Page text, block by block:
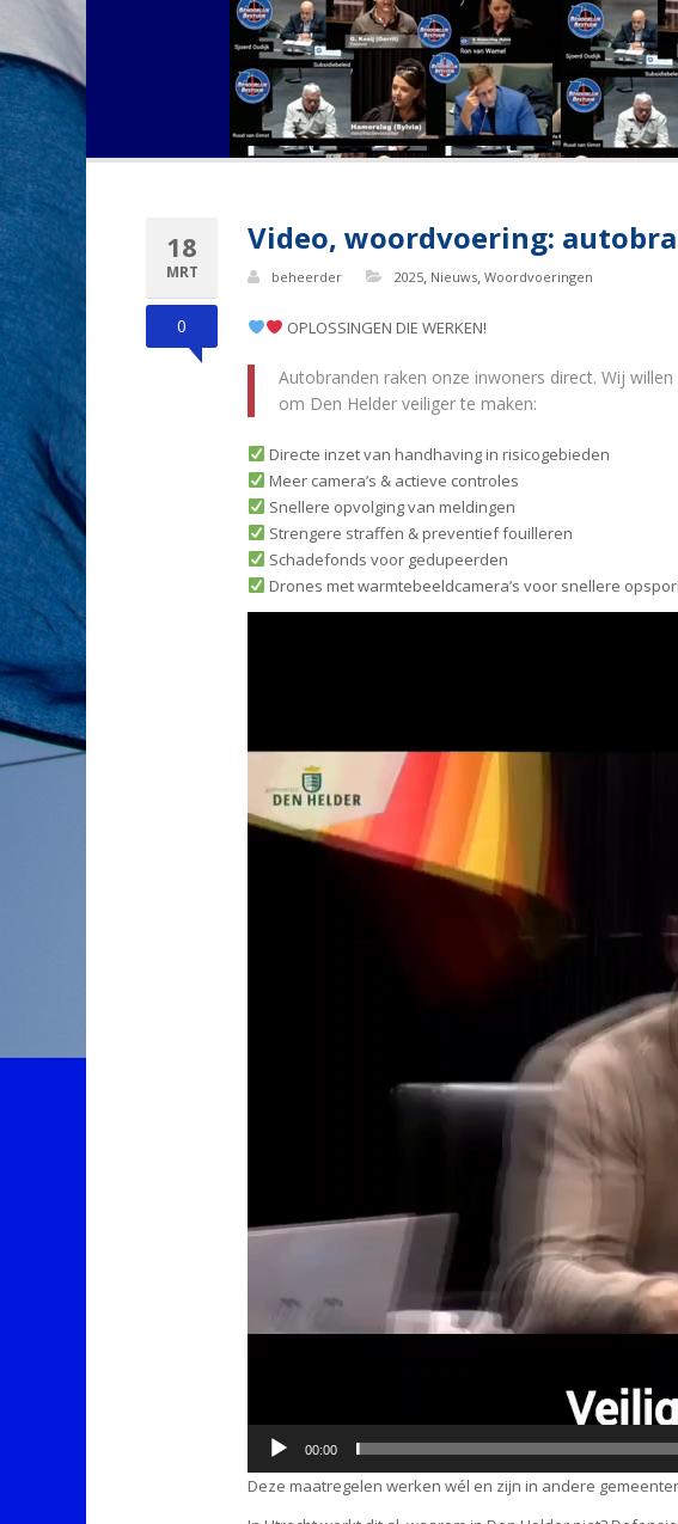
18
MRT
0
Video, woordvoering:
beheerder 2025, Nieuws, Woordvoeringen
OPLOSSINGEN DIE WERKEN!
Autobranden raken onze inwoners direct. Wij
om Den Helder veiliger te maken:
Directe inzet van handhaving in risicogebieden
Meer camera’s & actieve controles
Snellere opvolging van meldingen
Strengere straffen & preventief fouilleren
Schadefonds voor gedupeerden
Drones met warmtebeeldcamera’s voor snellere
00:00
Deze maatregelen werken wél en zijn in andere